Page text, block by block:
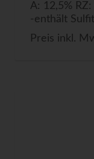
A: 12,5% RZ:
-enthält
Preis inkl.